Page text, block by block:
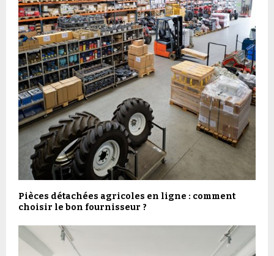
Pièces détachées agricoles en ligne : comment
choisir le bon fournisseur ?